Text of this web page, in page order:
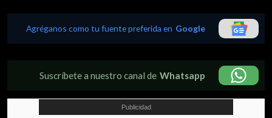
Agréganos como tu fuente preferida en Google
Suscríbete a nuestro canal de Whatsapp